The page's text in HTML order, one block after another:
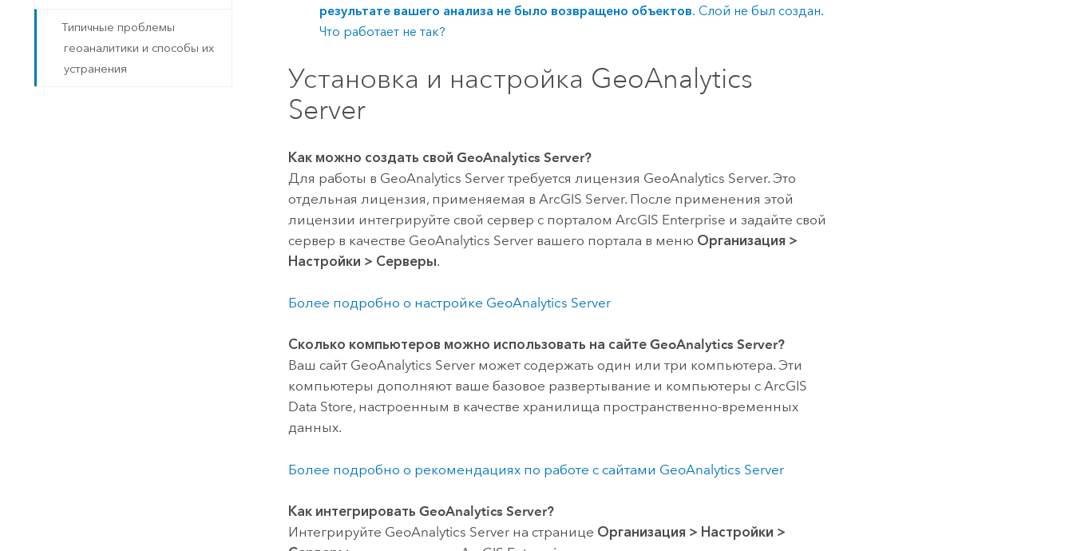
Типичные проблемы
геоаналитики и способы их
устранения
результате вашего анализа не было возвращено объектов. Слой не был создан.
Что работает не так?
Установка и настройка GeoAnalytics
Server
Как можно создать свойGeoAnalytics Server?
Для работы в GeoAnalytics Server требуется лицензия GeoAnalytics Server. Это
отдельная лицензия, применяемая вArcGIS Server. После применения этой
лицензии интегрируйте свой сервер с порталомArcGIS Enterprise и задайте свой
сервер в качестве GeoAnalytics Server вашего портала в меню Организация >
Настройки > Серверы.
Более подробно о настройке GeoAnalytics Server
Сколько компьютеров можно использовать на сайтеGeoAnalytics Server?
Ваш сайт GeoAnalytics Server может содержать один или три компьютера. Эти
компьютеры дополняют ваше базовое развертывание и компьютеры сArcGIS
Data Store, настроенным в качестве хранилища пространственно-временных
данных.
Более подробно о рекомендациях по работе с сайтами GeoAnalytics Server
Как интегрироватьGeoAnalytics Server?
Интегрируйте GeoAnalytics Server на странице Организация > Настройки >